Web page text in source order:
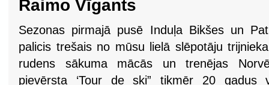
Raimo Vīgants
Sezonas pirmajā pusē Induļa Bikšes un
palicis trešais no mūsu lielā slēpotāju
rudens sākuma mācās un trenējas
pievērsta ‘Tour de ski” tikmēr 20 gadus